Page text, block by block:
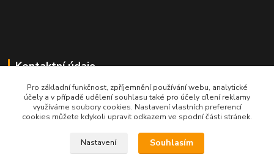
Kontaktní údaje
704691325
info@rostliny-prozdravi.cz
Pro základní funkčnost, zpříjemnění používání webu, analytické
účely a v případě udělení souhlasu také pro účely cílení reklamy
využíváme soubory cookies. Nastavení vlastních preferencí
cookies můžete kdykoli upravit odkazem ve spodní části stránek.
Nastavení Souhlasím